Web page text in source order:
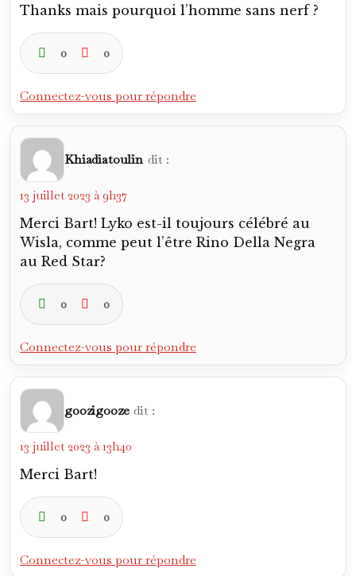
Thanks mais pourquoi l’homme sans nerf ?
0 0
Connectez-vous pour répondre
Khiadiatoulin dit :
13 juillet 2023 à 9h37
Merci Bart! Lyko est-il toujours célébré au
Wisla, comme peut l’être Rino Della Negra
au Red Star?
0 0
Connectez-vous pour répondre
goozigooze dit :
13 juillet 2023 à 13h40
Merci Bart!
0 0
Connectez-vous pour répondre